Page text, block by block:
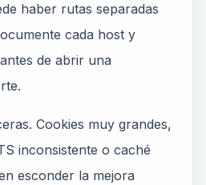
haber rutas separadas
cada host y
de abrir una
Cookies muy grandes,
inconsistente o caché
esconder la mejora